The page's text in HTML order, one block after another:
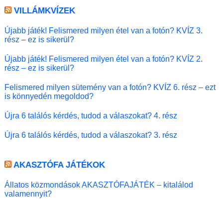
VILLÁMKVÍZEK
Újabb játék! Felismered milyen étel van a fotón? KVÍZ 3.
rész – ez is sikerül?
Újabb játék! Felismered milyen étel van a fotón? KVÍZ 2.
rész – ez is sikerül?
Felismered milyen sütemény van a fotón? KVÍZ 6. rész – ezt
is könnyedén megoldod?
Újra 6 találós kérdés, tudod a válaszokat? 4. rész
Újra 6 találós kérdés, tudod a válaszokat? 3. rész
AKASZTÓFA JÁTÉKOK
Állatos közmondások AKASZTÓFAJÁTÉK – kitalálod
valamennyit?